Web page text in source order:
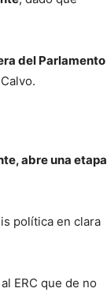
del Parlamento
abre una etapa
política en clara
ERC que de no